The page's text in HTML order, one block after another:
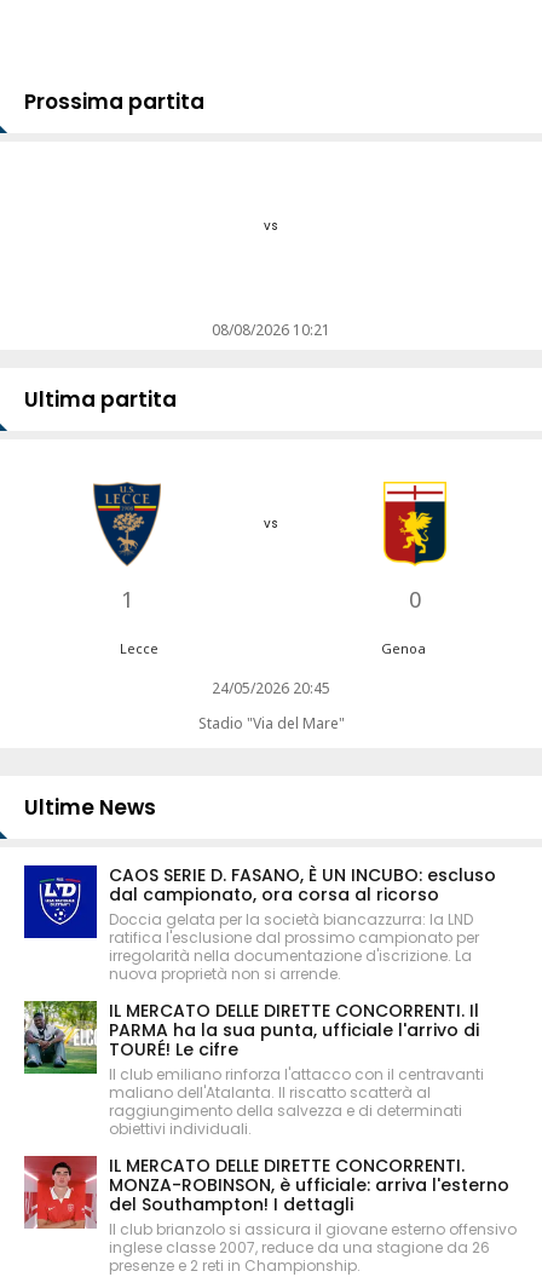
Prossima partita
vs
08/08/2026 10:21
Ultima partita
1
vs
0
Lecce Genoa
24/05/2026 20:45
Stadio "Via del Mare"
Ultime News
CAOS SERIE D. FASANO, È UN INCUBO: escluso
dal campionato, ora corsa al ricorso
Doccia gelata per la società biancazzurra: la LND
ratifica l'esclusione dal prossimo campionato per
irregolarità nella documentazione d'iscrizione. La
nuova proprietà non si arrende.
IL MERCATO DELLE DIRETTE CONCORRENTI. Il
PARMA ha la sua punta, ufficiale l'arrivo di
TOURÉ! Le cifre
Il club emiliano rinforza l'attacco con il centravanti
maliano dell'Atalanta. Il riscatto scatterà al
raggiungimento della salvezza e di determinati
obiettivi individuali.
IL MERCATO DELLE DIRETTE CONCORRENTI.
MONZA-ROBINSON, è ufficiale: arriva l'esterno
del Southampton! I dettagli
Il club brianzolo si assicura il giovane esterno offensivo
inglese classe 2007, reduce da una stagione da 26
presenze e 2 reti in Championship.